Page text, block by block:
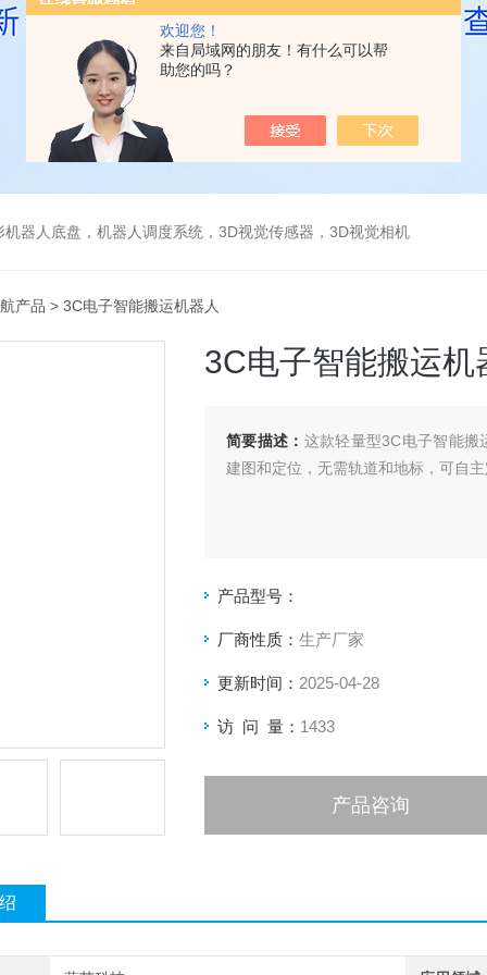
欢迎您！
来自局域网的朋友！有什么可以帮
助您的吗？
器人底盘，机器人调度系统，3D视觉传感器，3D视觉相机
产品 > 3C电子智能搬运机器人
3C电子智能搬运机
简要描述： 这款轻量型3C电子智能搬
建图和定位，无需轨道和地标，可自
产品型号：
厂商性质： 生产厂家
更新时间： 2025-04-28
访 问 量： 1433
产品咨询